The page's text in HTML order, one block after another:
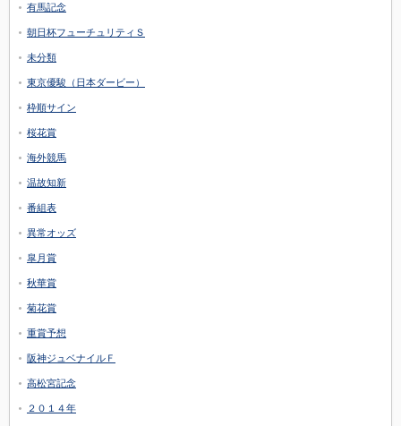
有馬記念
朝日杯フューチュリティＳ
未分類
東京優駿（日本ダービー）
枠順サイン
桜花賞
海外競馬
温故知新
番組表
異常オッズ
皐月賞
秋華賞
菊花賞
重賞予想
阪神ジュベナイルＦ
高松宮記念
２０１４年